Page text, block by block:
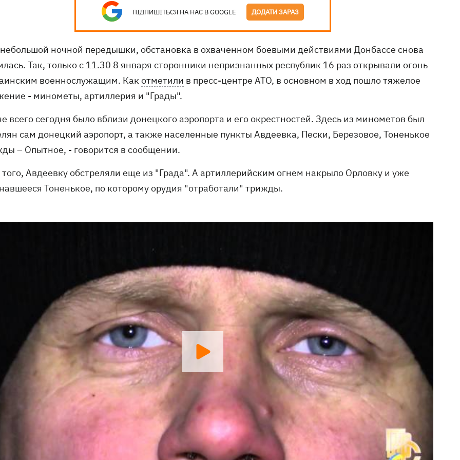
ПІДПИШІТЬСЯ НА НАС В GOOGLE ДОДАТИ ЗАРАЗ
ночной передышки, обстановка в охваченном боевыми действиями Донбассе снова
Так, только с 11.30 8 января сторонники непризнанных республик 16 раз открывали огонь
военнослужащим. Какотметили в пресс-центре АТО, в основном в ход пошло тяжелое
- минометы, артиллерия и "Грады".
всего сегодня было вблизи донецкого аэропорта и его окрестностей. Здесь из минометов был
сам донецкий аэропорт, а также населенные пункты Авдеевка, Пески, Березовое, Тоненькое
– Опытное, - говорится в сообщении.
Авдеевку обстреляли еще из "Града". А артиллерийским огнем накрыло Орловку и уже
Тоненькое, по которому орудия "отработали" трижды.